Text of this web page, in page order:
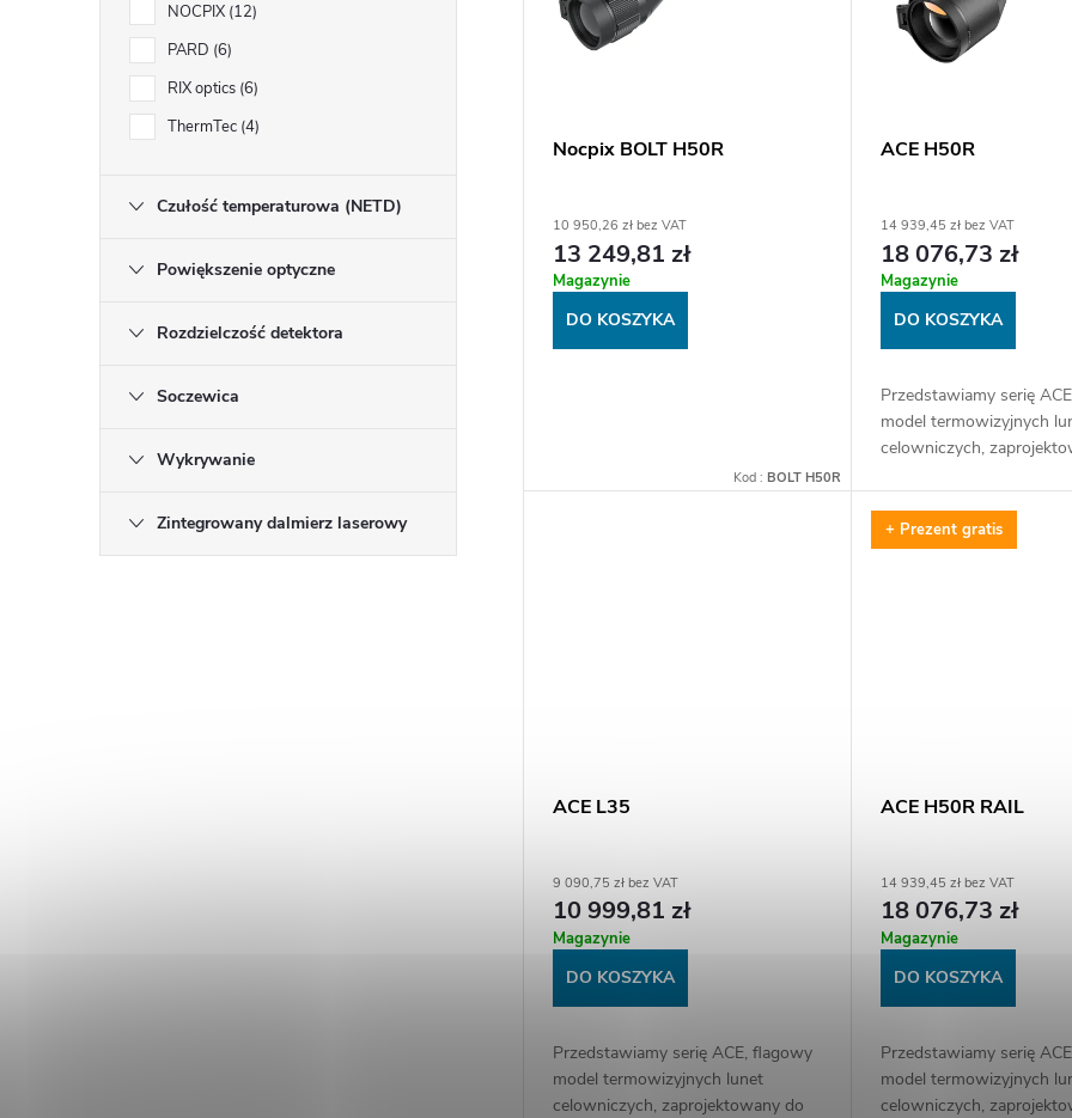
NOCPIX 12
PARD 6
RIX optics 6
ThermTec 4
Czułość temperaturowa (NETD)
Powiększenie optyczne
Rozdzielczość detektora
Soczewica
Wykrywanie
Zintegrowany dalmierz laserowy
u
Nocpix BOLT H50R
10 950,26 zł bez VAT
13 249,81 zł
Magazynie
DO KOSZYKA
Kod :BOLT H50R
ACE H50R
14 939,45 zł bez VAT
18 076,73 zł
Magazynie
DO KOSZYKA
Przedstawiamy serię
model termowizyjnych
celowniczych,
wszystkich sytuacji
generacji, zintegrowany...
ACE L35
9 090,75 zł bez VAT
10 999,81 zł
Magazynie
DO KOSZYKA
Przedstawiamy serię ACE, flagowy
model termowizyjnych lunet
celowniczych, zaprojektowany do
+ Prezent gratis
ACE H50R RAIL
14 939,45 zł bez VAT
18 076,73 zł
Magazynie
DO KOSZYKA
Przedstawiamy serię
model termowizyjnych
celowniczych,